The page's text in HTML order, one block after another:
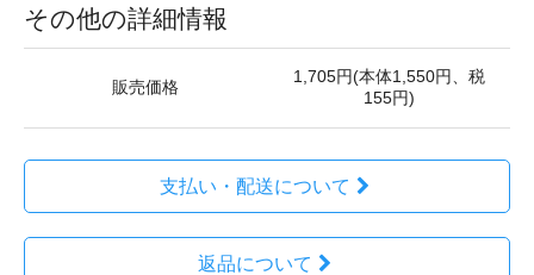
その他の詳細情報
販売価格
1,705円(本体1,550円、税
155円)
支払い・配送について
返品について